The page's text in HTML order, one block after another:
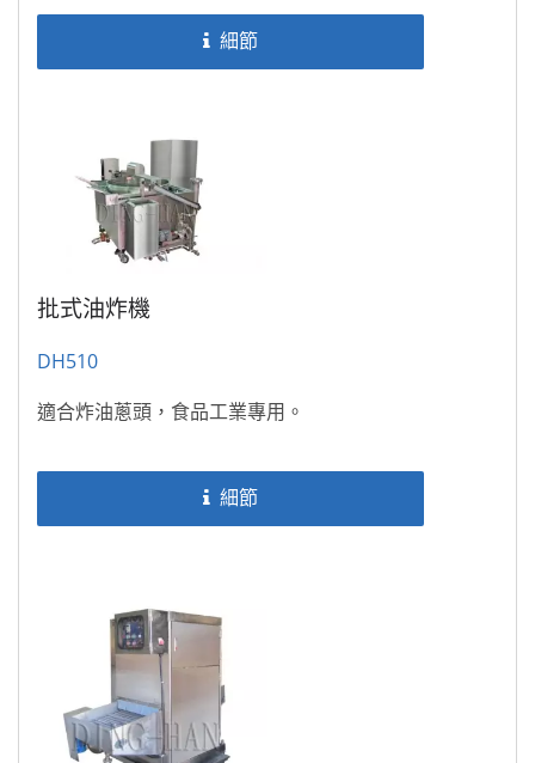
細節
批式油炸機
DH510
適合炸油蔥頭，食品工業專用。
細節